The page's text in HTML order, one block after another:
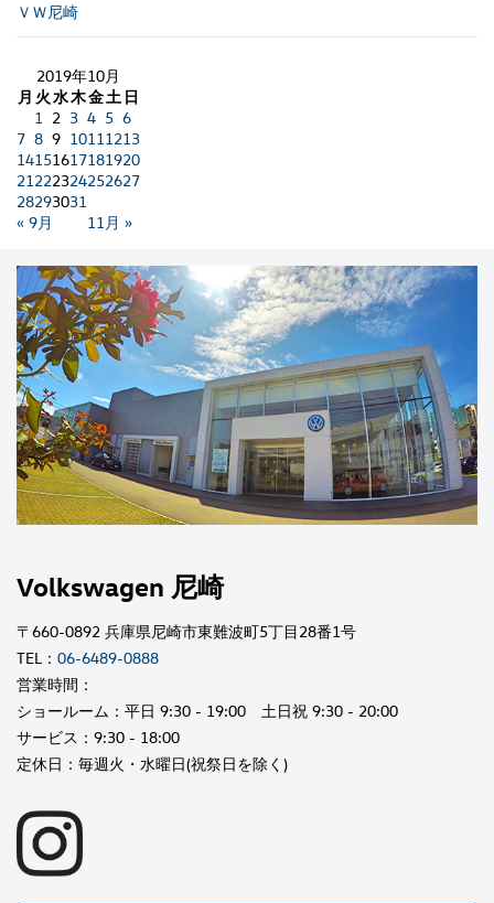
ＶＷ尼崎
2019年10月
月 火水木金土 日
« 9月 11月 »
1 2 3 4 5 6
7 8 9 10111213
14151617181920
21222324252627
28293031
Volkswagen 尼崎
〒660-0892 兵庫県尼崎市東難波町5丁目28番1号
TEL： 06-6489-0888
営業時間：
ショールーム：平日 9:30 - 19:00 土日祝 9:30 - 20:00
サービス：9:30 - 18:00
定休日：毎週火・水曜日(祝祭日を除く)